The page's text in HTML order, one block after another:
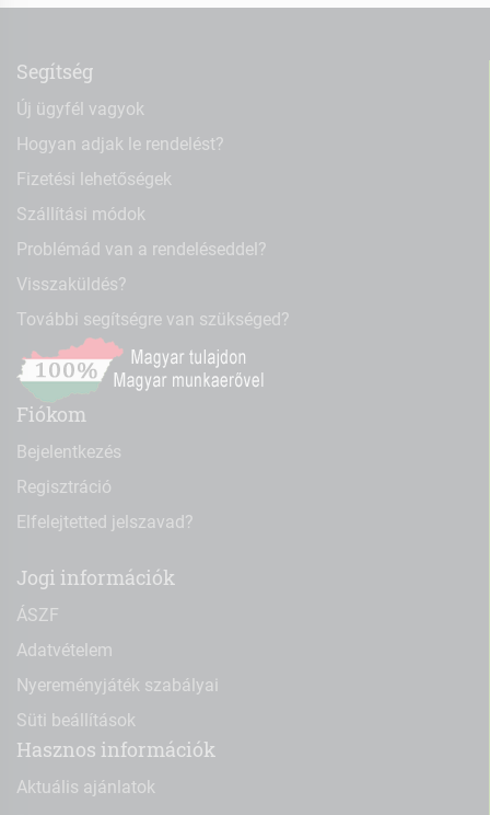
Segítség
Új ügyfél vagyok
Hogyan adjak le rendelést?
Fizetési lehetőségek
Szállítási módok
Problémád van a rendeléseddel?
Visszaküldés?
További segítségre van szükséged?
Fiókom
Bejelentkezés
Regisztráció
Elfelejtetted jelszavad?
Jogi információk
ÁSZF
Adatvételem
Nyereményjáték szabályai
Süti beállítások
Hasznos információk
Aktuális ajánlatok